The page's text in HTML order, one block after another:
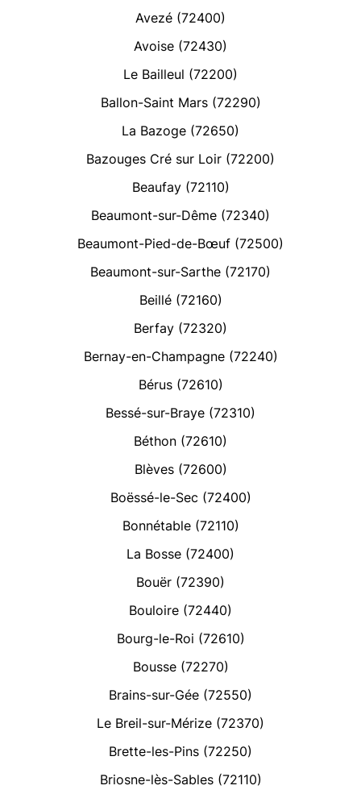
Avezé (72400)
Avoise (72430)
Le Bailleul (72200)
Ballon-Saint Mars (72290)
La Bazoge (72650)
Bazouges Cré sur Loir (72200)
Beaufay (72110)
Beaumont-sur-Dême (72340)
Beaumont-Pied-de-Bœuf (72500)
Beaumont-sur-Sarthe (72170)
Beillé (72160)
Berfay (72320)
Bernay-en-Champagne (72240)
Bérus (72610)
Bessé-sur-Braye (72310)
Béthon (72610)
Blèves (72600)
Boëssé-le-Sec (72400)
Bonnétable (72110)
La Bosse (72400)
Bouër (72390)
Bouloire (72440)
Bourg-le-Roi (72610)
Bousse (72270)
Brains-sur-Gée (72550)
Le Breil-sur-Mérize (72370)
Brette-les-Pins (72250)
Briosne-lès-Sables (72110)